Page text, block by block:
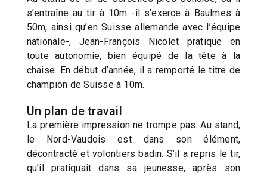
s’entraîne au tir à 10m -il s’exerce à Baulmes à
50m, ainsi qu’en Suisse allemande avec l’équipe
nationale-, Jean-François Nicolet pratique en
toute autonomie, bien équipé de la tête à la
chaise. En début d’année, il a remporté le titre de
champion de Suisse à 10m.
Un plan de travail
La première impression ne trompe pas. Au stand,
le Nord-Vaudois est dans son élément,
décontracté et volontiers badin. S’il a repris le tir,
qu’il pratiquait dans sa jeunesse, après son